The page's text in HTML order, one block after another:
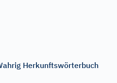
Herkunftswörterbuch